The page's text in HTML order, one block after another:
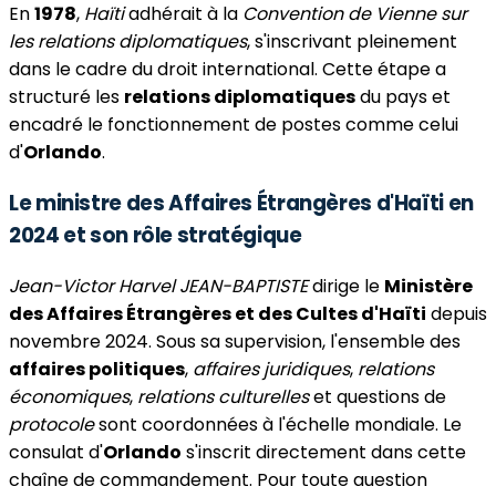
En1978, Haïtiadhérait à la Convention de Vienne sur
les relations diplomatiques, s'inscrivant pleinement
dans le cadre du droit international. Cette étape a
structuré les relations diplomatiquesdu pays et
encadré le fonctionnement de postes comme celui
d'Orlando.
Le ministre des Affaires Étrangères d'Haïti en
2024 et son rôle stratégique
Jean-Victor Harvel JEAN-BAPTISTEdirige le Ministère
des Affaires Étrangères et des Cultes d'Haïti depuis
novembre 2024. Sous sa supervision, l'ensemble des
affaires politiques, affaires juridiques, relations
économiques, relations culturelleset questions de
protocolesont coordonnées à l'échelle mondiale. Le
consulat d'Orlando s'inscrit directement dans cette
chaîne de commandement. Pour toute question